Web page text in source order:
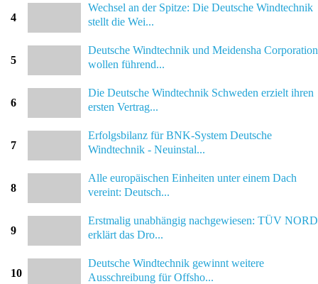
4
Wechsel an der Spitze: Die Deutsche Windtechnik
stellt die Wei...
5
Deutsche Windtechnik und Meidensha Corporation
wollen führend...
6
Die Deutsche Windtechnik Schweden erzielt ihren
ersten Vertrag...
7
Erfolgsbilanz für BNK-System Deutsche
Windtechnik - Neuinstal...
8
Alle europäischen Einheiten unter einem Dach
vereint: Deutsch...
9
Erstmalig unabhängig nachgewiesen: TÜV NORD
erklärt das Dro...
10
Deutsche Windtechnik gewinnt weitere
Ausschreibung für Offsho...